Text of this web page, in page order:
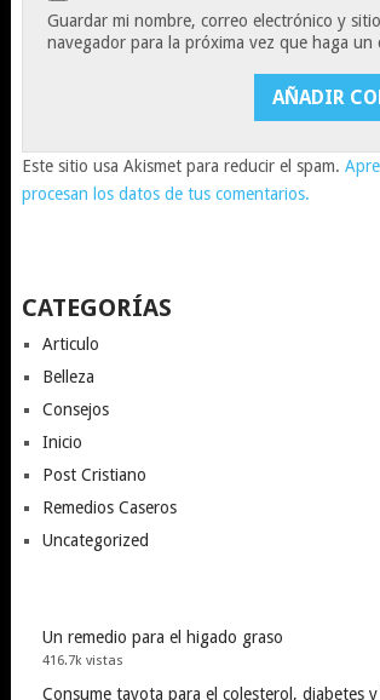
Guardar mi nombre, correo electrónico y
navegador para la próxima vez que haga un
Este sitio usa Akismet para reducir el spam.
procesan los datos de tus comentarios.
CATEGORÍAS
Articulo
Belleza
Consejos
Inicio
Post Cristiano
Remedios Caseros
Uncategorized
Un remedio para el higado graso
416.7k vistas
Consume tayota para el colesterol, diabetes